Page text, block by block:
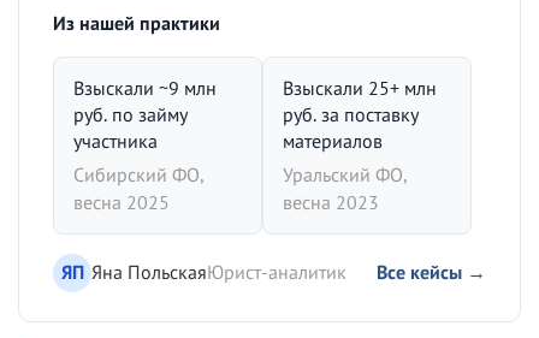
Из нашей практики
Взыскали ~9 млн
руб. по займу
участника
Сибирский ФО,
весна 2025
Взыскали 25+ млн
руб. за поставку
материалов
Уральский ФО,
весна 2023
ЯП Яна ПольскаяЮрист-аналитик Все кейсы →